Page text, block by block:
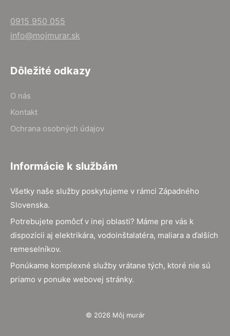
0915 950 055
info@mojmurar.sk
Dôležité odkazy
O nás
Kontakt
Ochrana osobných údajov
Informácie k službám
Všetky naše služby poskytujeme v rámci Západného
Slovenska.
Potrebujete pomôcť v inej oblasti? Máme pre vás k
dispozícii aj elektrikára, vodoinštalatéra, maliara a ďalších
remeselníkov.
Ponúkame komplexné služby vrátane tých, ktoré nie sú
priamo v ponuke webovej stránky.
© 2026 Môj murár